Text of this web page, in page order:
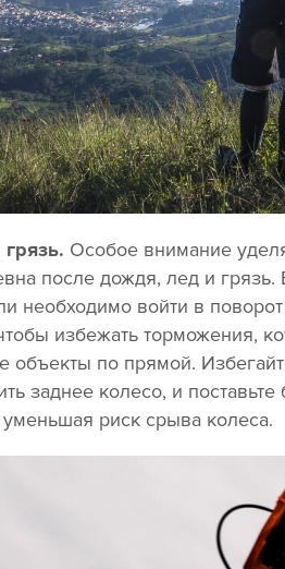
Особое внимание
после дождя, лед и
необходимо войти в
избежать торможения,
объекты по прямой.
заднее колесо, и
риск срыва колеса.